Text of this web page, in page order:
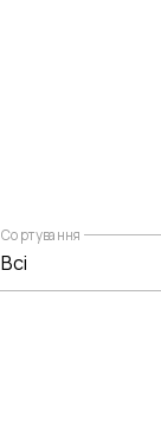
Сортування